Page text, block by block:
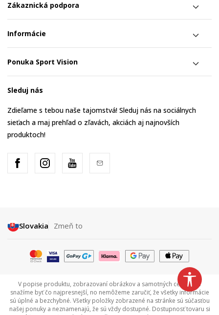
Zákaznická podpora
Informácie
Ponuka Sport Vision
Sleduj nás
Zdieľame s tebou naše tajomstvá! Sleduj nás na sociálnych
sieťach a maj prehľad o zľavách, akciách aj najnovších
produktoch!
Slovakia Zmeň to
V popise produktu, zobrazovaní obrázkov a samotných cenách sa
snažíme byť čo najpresnejší, no nemôžeme zaručiť, že všetky informácie
sú úplné a bezchybné. Všetky položky zobrazené na stránke sú súčasťou
našej ponuky a neznamenajú, že sú vždy dostupné. Dostupnosť tovaru si